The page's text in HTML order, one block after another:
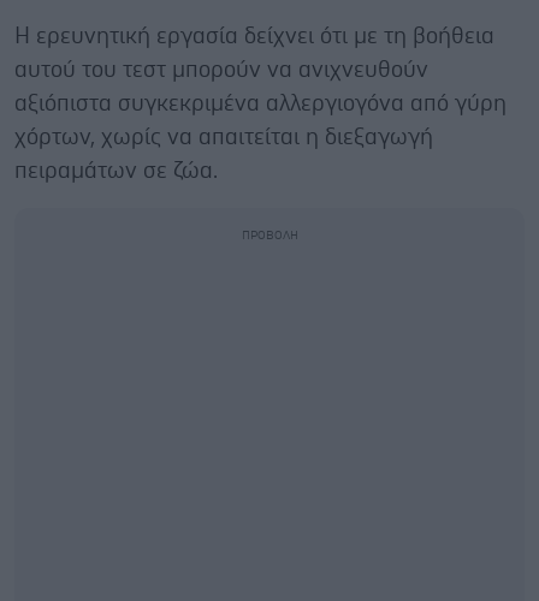
Η ερευνητική εργασία δείχνει ότι με τη βοήθεια
αυτού του τεστ μπορούν να ανιχνευθούν
αξιόπιστα συγκεκριμένα αλλεργιογόνα από γύρη
χόρτων, χωρίς να απαιτείται η διεξαγωγή
πειραμάτων σε ζώα.